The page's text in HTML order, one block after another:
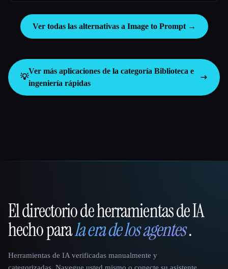
Ver todas las alternativas a Image to Prompt →
💡
Ver más aplicaciones de la categoría Biblioteca e
ingeniería rápidas
That AI Collection
El directorio de herramientas de IA
hecho parala era de los agentes.
Herramientas de IA verificadas manualmente y